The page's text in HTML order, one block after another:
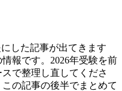
した記事が出てきます
報です。2026年受験を前
で整理し直してくださ
の記事の後半でまとめて